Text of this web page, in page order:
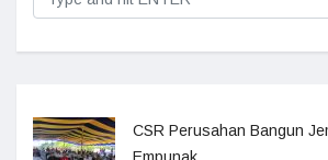
CSR Perusahan Bangun